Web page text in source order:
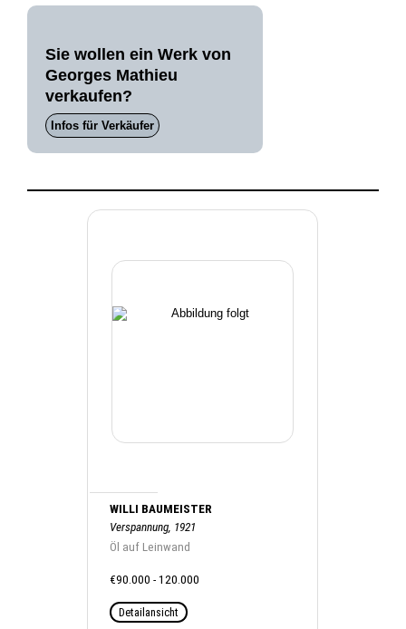
Sie wollen ein Werk von
Georges Mathieu
verkaufen?
Infos für Verkäufer
WILLI BAUMEISTER
Verspannung, 1921
Öl auf Leinwand
€90.000 - 120.000
Detailansicht